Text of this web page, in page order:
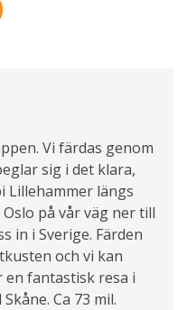
Vi färdas genom
sig i det klara,
Lillehammer längs
på vår väg ner till
in i Sverige. Färden
och vi kan
fantastisk resa i
Ca 73 mil.